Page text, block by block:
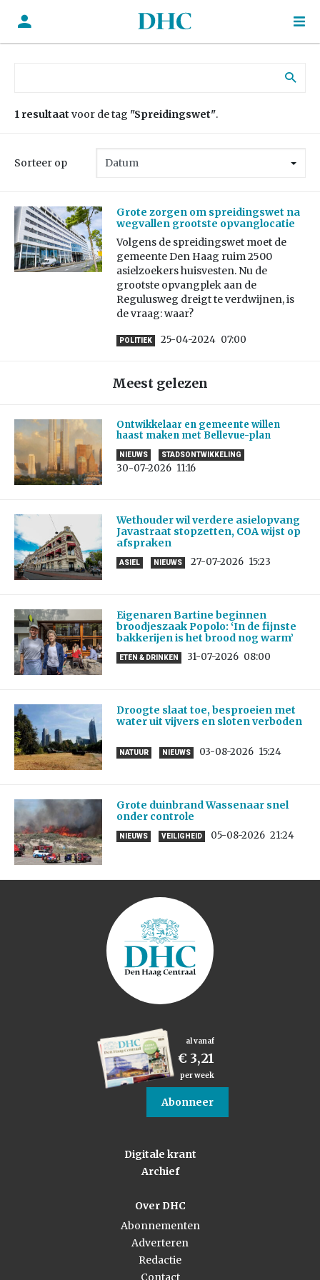
1 resultaat voor de tag "Spreidingswet".
Sorteer op
Grote zorgen om spreidingswet na
wegvallen grootste opvanglocatie
Volgens de spreidingswet moet de
gemeente Den Haag ruim 2500
asielzoekers huisvesten. Nu de
grootste opvangplek aan de
Regulusweg dreigt te verdwijnen, is
de vraag: waar?
POLITIEK 25-04-2024 07:00
Meest gelezen
Ontwikkelaar en gemeente willen
haast maken met Bellevue-plan
NIEUWS STADSONTWIKKELING
30-07-2026 11:16
Wethouder wil verdere asielopvang
Javastraat stopzetten, COA wijst op
afspraken
ASIEL NIEUWS 27-07-2026 15:23
Eigenaren Bartine beginnen
broodjeszaak Popolo: ‘In de fijnste
bakkerijen is het brood nog warm’
ETEN & DRINKEN 31-07-2026 08:00
Droogte slaat toe, besproeien met
water uit vijvers en sloten verboden
NATUUR NIEUWS 03-08-2026 15:24
Grote duinbrand Wassenaar snel
onder controle
NIEUWS VEILIGHEID 05-08-2026 21:24
al vanaf
€ 3,21
per week
Abonneer
Digitale krant
Archief
Over DHC
Abonnementen
Adverteren
Redactie
Contact